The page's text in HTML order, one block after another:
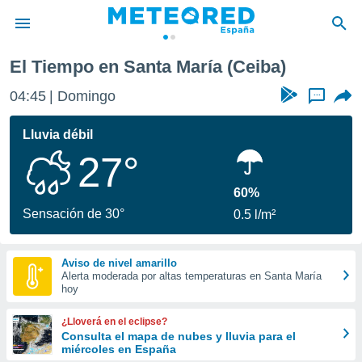
de
por
se
calidad.
a este
las
y
forma
digital
basada
El Tiempo en Santa María (Ceiba)
04:45 Domingo ...
Lluvia débil
27°
Sensación de 30°
60%
0.5 l/m²
Aviso de nivel amarillo
Alerta moderada por altas temperaturas en Santa María
hoy
¿Lloverá en el eclipse?
Consulta el mapa de nubes y lluvia para el
miércoles en España